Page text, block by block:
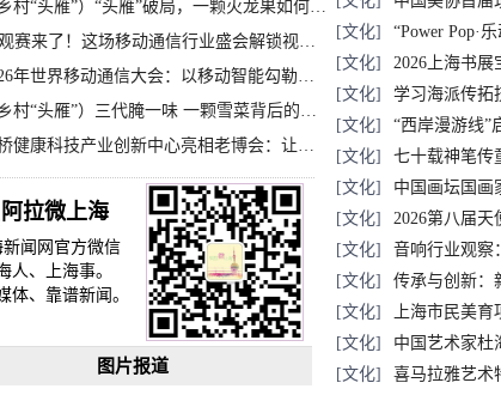
（乡村“头雁”）“头雁”破局，一颗火龙果如何造就沪上乡村特色产业化路径
AI观赛来了！这场移动通信行业盛会解锁视听新玩法
2026年世界移动通信大会：以移动智能勾勒无界普惠新愿景
（乡村“头雁”）三代腌一味 一颗雪菜背后的乡村致富经
虹桥健康科技产业创新中心亮相老博会：让临床“需求”定义银发经济新生态
阿拉微上海
新闻网官方微信
人、上海事。
体、靠谱新闻。
图片报道
[文化]
“Power Pop·
[文化]
2026上海书
[文化]
学习海派传拓
[文化]
“西岸漫游线”
[文化]
七十载神笔传
[文化]
中国画坛国画
[文化]
2026第八届天
[文化]
音响行业观察
[文化]
传承与创新：
非遗数字传
[文化]
上海市民美
[文化]
中国艺术家杜
[文化]
喜马拉雅艺术